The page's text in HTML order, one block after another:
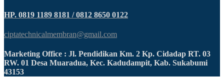
HP. 0819 1189 8181 / 0812 8650 0122
ciptatechnicalmembran@gmail.com
Marketing Office : Jl. Pendidikan Km. 2 Kp. Cidadap RT. 03
RW. 01 Desa Muaradua, Kec. Kadudampit, Kab. Sukabumi
43153